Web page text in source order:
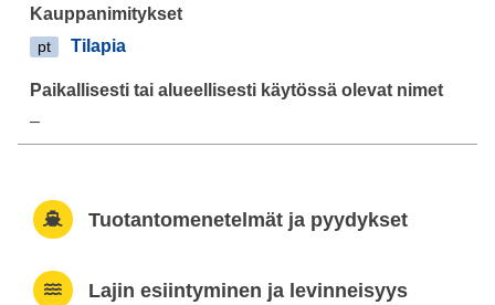
pt Tilapia
–
Tuotantomenetelmät ja pyydykset
Lajin esiintyminen ja levinneisyys